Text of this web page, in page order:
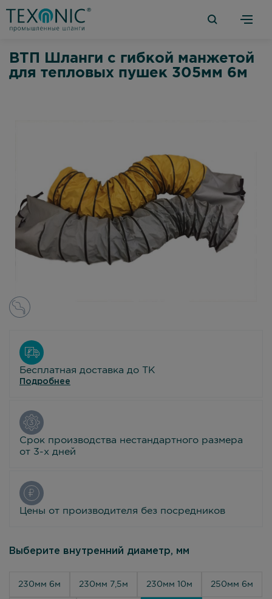
ВТП Шланги с гибкой манжетой
для тепловых пушек 305мм 6м
Бесплатная доставка до ТК
Подробнее
Срок производства нестандартного размера
от 3-х дней
Цены от производителя без посредников
Выберите внутренний диаметр, мм
230мм 6м 230мм 7,5м 230мм 10м 250мм 6м